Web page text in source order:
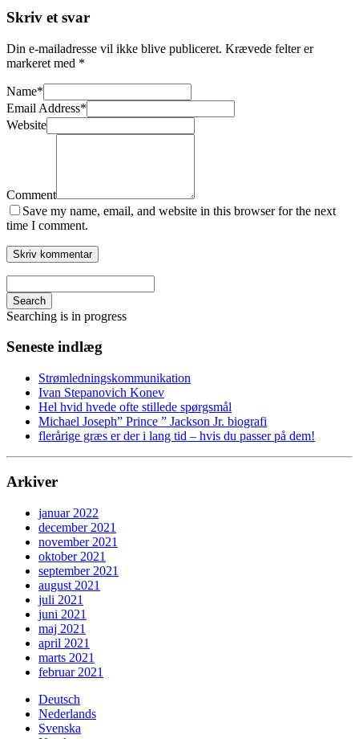
Skriv et svar
Din e-mailadresse vil ikke blive publiceret. Krævede felter er
markeret med *
Name*
Email Address*
Website
Comment
Save my name, email, and website in this browser for the next
time I comment.
Search
Searching is in progress
Seneste indlæg
Strømledningskommunikation
Ivan Stepanovich Konev
Hel hvid hvede ofte stillede spørgsmål
Michael Joseph” Prince ” Jackson Jr. biografi
flerårige græs er der i lang tid – hvis du passer på dem!
Arkiver
januar 2022
december 2021
november 2021
oktober 2021
september 2021
august 2021
juli 2021
juni 2021
maj 2021
april 2021
marts 2021
februar 2021
Deutsch
Nederlands
Svenska